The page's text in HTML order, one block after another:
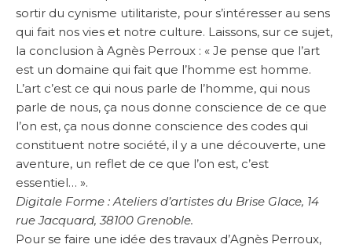
sortir du cynisme utilitariste, pour s’intéresser au sens
qui fait nos vies et notre culture. Laissons, sur ce sujet,
la conclusion à Agnès Perroux : « Je pense que l’art
est un domaine qui fait que l’homme est homme.
L’art c’est ce qui nous parle de l’homme, qui nous
parle de nous, ça nous donne conscience de ce que
l’on est, ça nous donne conscience des codes qui
constituent notre société, il y a une découverte, une
aventure, un reflet de ce que l’on est, c’est
essentiel… ».
Digitale Forme : Ateliers d’artistes du Brise Glace, 14
rue Jacquard, 38100 Grenoble.
Pour se faire une idée des travaux d’Agnès Perroux,